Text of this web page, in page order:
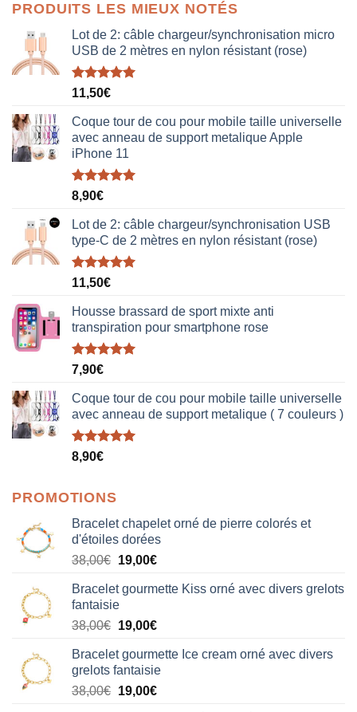
était :
38,00€.
est :
19,00€.
PRODUITS LES MIEUX NOTÉS
Lot de 2: câble chargeur/synchronisation micro
USB de 2 mètres en nylon résistant (rose)
Note5.00
11,50€
Coque tour de cou pour mobile taille universelle
avec anneau de support metalique Apple
iPhone 11
Note5.00
8,90€
Lot de 2: câble chargeur/synchronisation USB
type-C de 2 mètres en nylon résistant (rose)
Note5.00
11,50€
Housse brassard de sport mixte anti
transpiration pour smartphone rose
Note5.00
7,90€
Coque tour de cou pour mobile taille universelle
avec anneau de support metalique ( 7 couleurs )
Note5.00
8,90€
PROMOTIONS
Bracelet chapelet orné de pierre colorés et
d'étoiles dorées
38,00€ Le
initial
était :
38,00€.
19,00€Le
actuel
19,00€.
Bracelet gourmette Kiss orné avec divers grelots
fantaisie
38,00€ Le
initial
était :
38,00€.
19,00€Le
actuel
est :
19,00€.
Bracelet gourmette Ice cream orné avec divers
grelots fantaisie
38,00€ Le
19,00€Le